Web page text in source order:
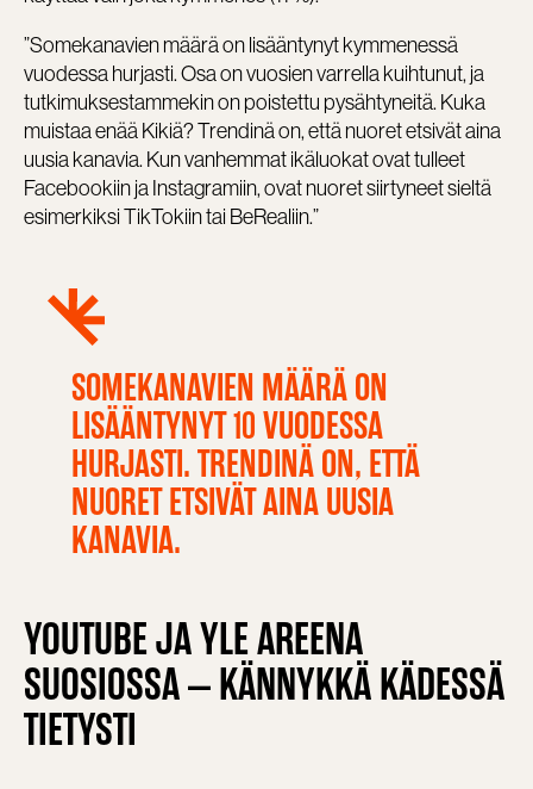
”Somekanavien määrä on lisääntynyt kymmenessä
vuodessa hurjasti. Osa on vuosien varrella kuihtunut, ja
tutkimuksestammekin on poistettu pysähtyneitä. Kuka
muistaa enää Kikiä? Trendinä on, että nuoret etsivät aina
uusia kanavia. Kun vanhemmat ikäluokat ovat tulleet
Facebookiin ja Instagramiin, ovat nuoret siirtyneet sieltä
esimerkiksi TikTokiin tai BeRealiin.”
SOMEKANAVIEN MÄÄRÄ ON
LISÄÄNTYNYT 10 VUODESSA
HURJASTI. TRENDINÄ ON, ETTÄ
NUORET ETSIVÄT AINA UUSIA
KANAVIA.
YOUTUBE JA YLE AREENA
SUOSIOSSA – KÄNNYKKÄ KÄDESSÄ
TIETYSTI